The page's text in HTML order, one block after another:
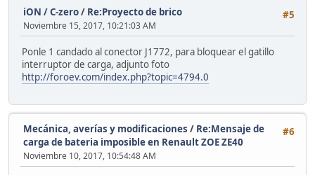
#5
iON / C-zero/ Re:Proyecto de brico
Noviembre 15, 2017, 10:21:03 AM
Ponle 1 candado al conector J1772, para bloquear el gatillo
interruptor de carga, adjunto foto
http://foroev.com/index.php?topic=4794.0
#6
Mecánica, averías y modificaciones / Re:Mensaje de
carga de bateria imposible en Renault ZOE ZE40
Noviembre 10, 2017, 10:54:48 AM